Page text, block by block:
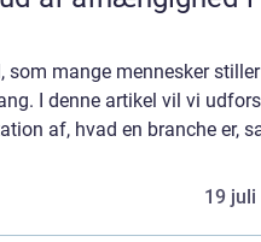
som mange mennesker
I denne artikel vil vi
af, hvad en branche er,
19 juli